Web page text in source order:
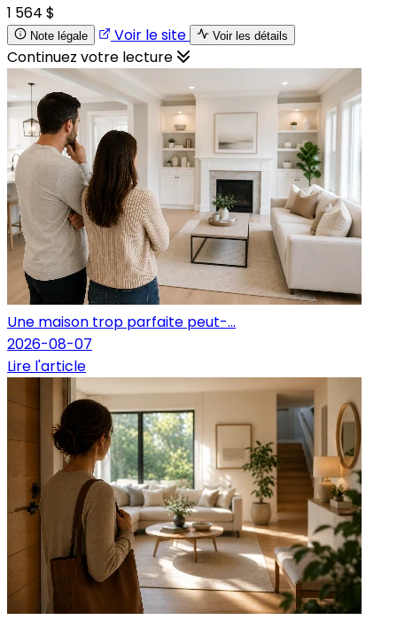
1 564 $
Note légale Voir le site Voir les détails
Continuez votre lecture
Une maison trop parfaite peut-...
2026-08-07
Lire l'article